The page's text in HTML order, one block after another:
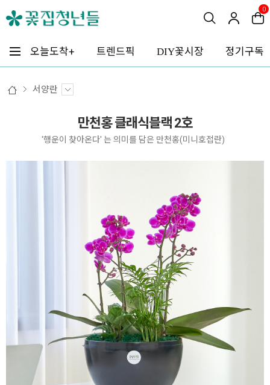
0
오늘도착+ 트렌드픽 DIY꽃시장 정기구독
서양란
만천홍 클래식블랙 2호
'행운이 찾아온다' 는 의미를 담은 만천홍(미니호접란)